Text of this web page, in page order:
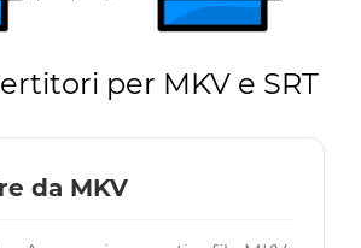
per MKV e SRT
da MKV